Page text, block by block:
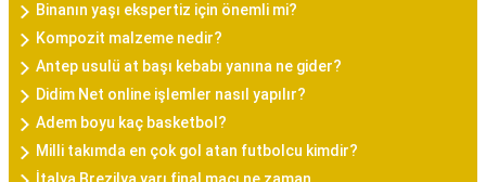
Binanın yaşı ekspertiz için önemli mi?
Kompozit malzeme nedir?
Antep usulü at başı kebabı yanına ne gider?
Didim Net online işlemler nasıl yapılır?
Adem boyu kaç basketbol?
Milli takımda en çok gol atan futbolcu kimdir?